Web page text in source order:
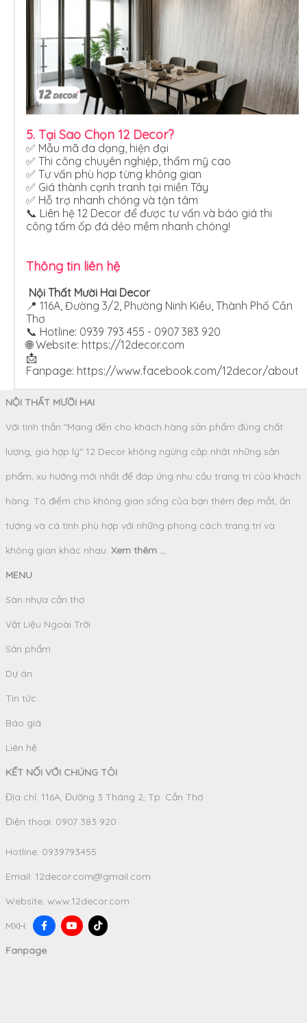
5. Tại Sao Chọn 12 Decor?
✅ Mẫu mã đa dạng, hiện đại
✅ Thi công chuyên nghiệp, thẩm mỹ cao
✅ Tư vấn phù hợp từng không gian
✅ Giá thành cạnh tranh tại miền Tây
✅ Hỗ trợ nhanh chóng và tận tâm
📞 Liên hệ 12 Decor để được tư vấn và báo giá thi
công tấm ốp đá dẻo mềm nhanh chóng!
Thông tin liên hệ
Nội Thất Mười Hai Decor
📍 116A, Đường 3/2, Phường Ninh Kiều, Thành Phố Cần
Thơ
📞 Hotline: 0939 793 455 - 0907 383 920
🌐 Website: https://12decor.com
📩
Fanpage: https://www.facebook.com/12decor/about
NỘI THẤT MƯỜI HAI
Với tinh thần "Mang đến cho khách hàng sản phẩm đúng chất
lượng, giá hợp lý" 12 Decor không ngừng cập nhật những sản
phẩm, xu hướng mới nhất để đáp ứng nhu cầu trang trí của khách
hàng. Tô điểm cho không gian sống của bạn thêm đẹp mắt, ấn
tượng và cá tính phù hợp với những phong cách trang trí và
không gian khác nhau. Xem thêm ...
MENU
Sàn nhựa cần thơ
Vật Liệu Ngoài Trời
Sản phẩm
Dự án
Tin tức
Báo giá
Liên hệ
KẾT NỐI VỚI CHÚNG TÔI
Địa chỉ: 116A, Đường 3 Tháng 2, Tp. Cần Thơ
Điện thoại: 0907 383 920
Hotline: 0939793455
Email: 12decor.com@gmail.com
Website: www.12decor.com
MXH:
Fanpage